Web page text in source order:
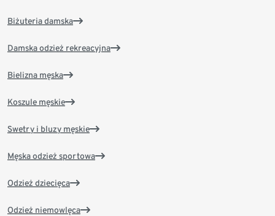
Biżuteria damska
Damska odzież rekreacyjna
Bielizna męska
Koszule męskie
Swetry i bluzy męskie
Męska odzież sportowa
Odzież dziecięca
Odzież niemowlęca